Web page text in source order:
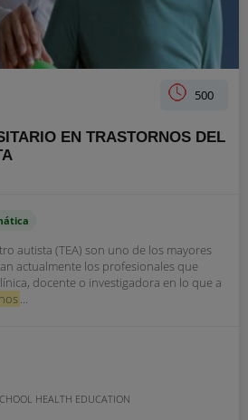
500
EN TRASTORNOS DEL
autista (TEA) son uno de los mayores
actualmente los profesionales que
docente o investigadora en lo que a
...
HEALTH EDUCATION